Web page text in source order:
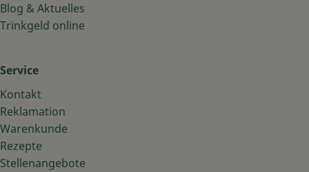
Blog & Aktuelles
Trinkgeld online
Service
Kontakt
Reklamation
Warenkunde
Rezepte
Stellenangebote